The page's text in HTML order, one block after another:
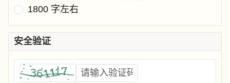
1800 字左右
安全验证